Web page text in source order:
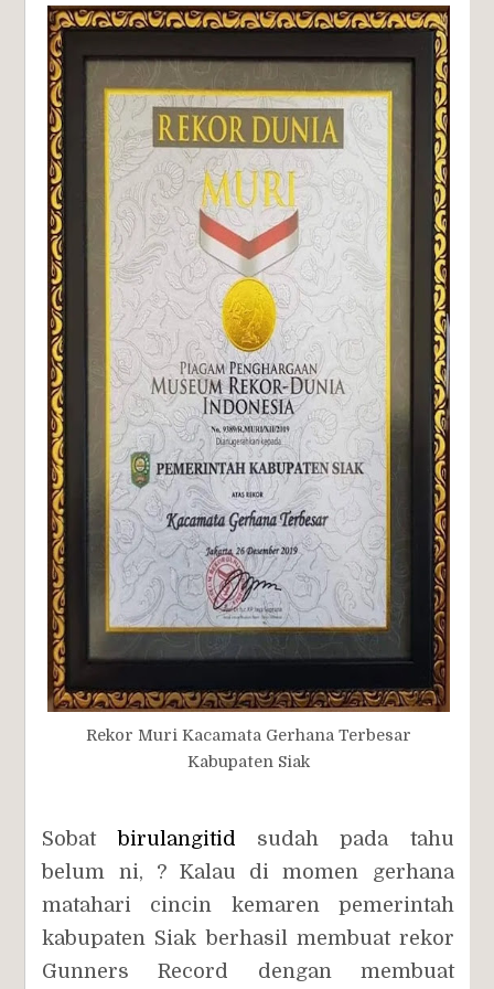
Rekor Muri Kacamata Gerhana Terbesar
Kabupaten Siak
Sobat birulangitid sudah pada tahu
belum ni, ? Kalau di momen gerhana
matahari cincin kemaren pemerintah
kabupaten Siak berhasil membuat rekor
Gunners Record dengan membuat